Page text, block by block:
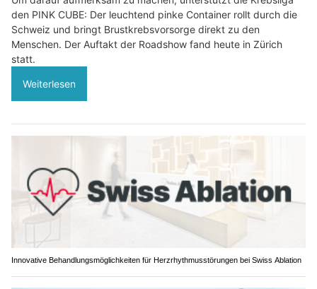
den PINK CUBE: Der leuchtend pinke Container rollt durch die
Schweiz und bringt Brustkrebsvorsorge direkt zu den
Menschen. Der Auftakt der Roadshow fand heute in Zürich
statt.
Weiterlesen
Innovative Behandlungsmöglichkeiten für Herzrhythmusstörungen bei Swiss Ablation